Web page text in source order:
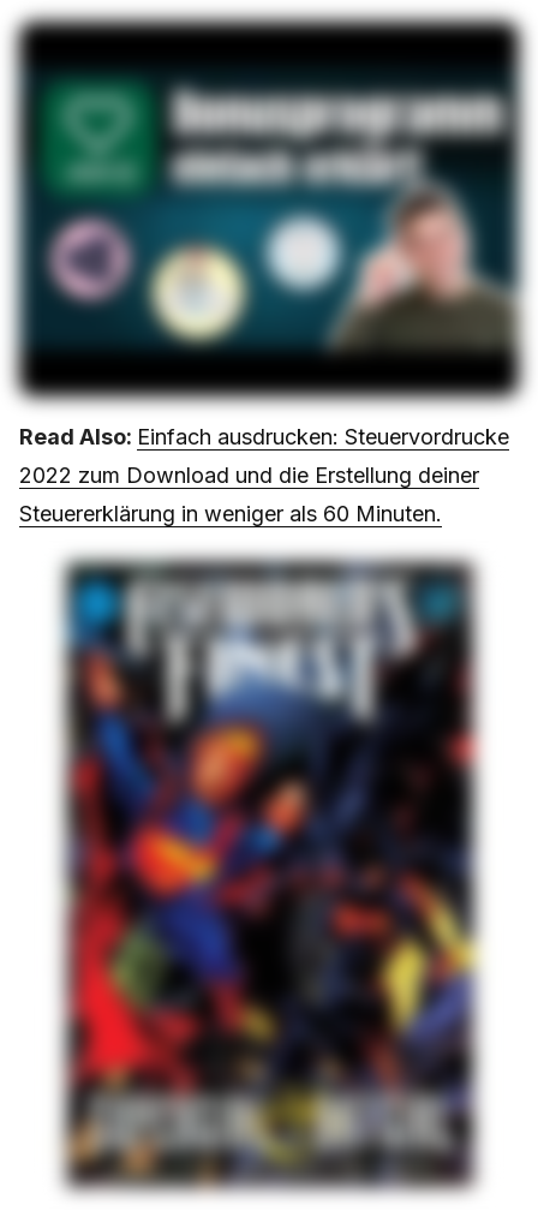
Read Also: Einfach ausdrucken: Steuervordrucke
2022 zum Download und die Erstellung deiner
Steuererklärung in weniger als 60 Minuten.